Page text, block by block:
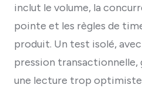
inclut le volume, la
pointe et les règles de
produit. Un test isolé,
pression transactionnelle,
une lecture trop